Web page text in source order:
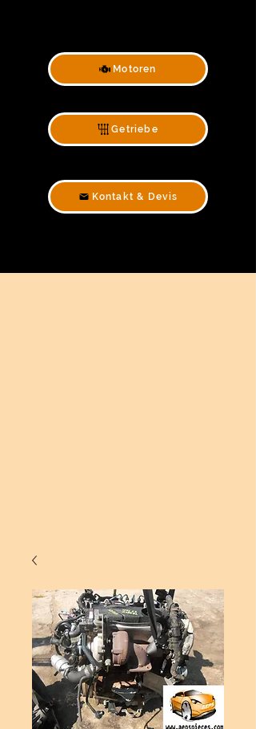
Motoren
Getriebe
Kontakt & Devis